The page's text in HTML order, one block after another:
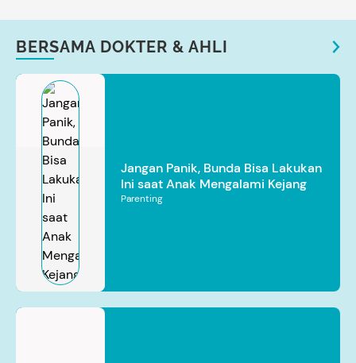
BERSAMA DOKTER & AHLI
Jangan Panik, Bunda Bisa Lakukan
Ini saat Anak Mengalami Kejang
Parenting